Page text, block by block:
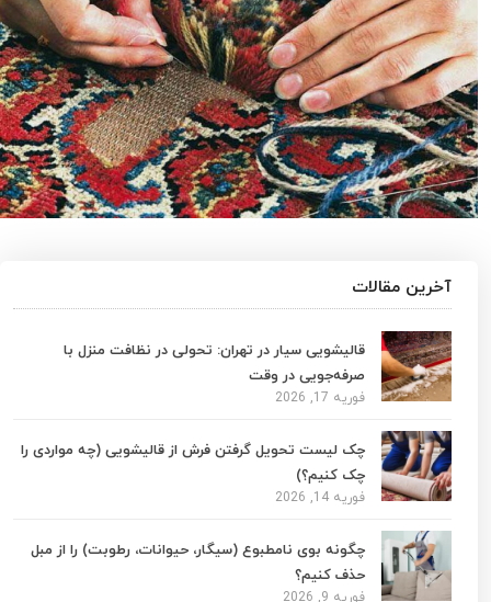
آخرین مقالات
قالیشویی سیار در تهران: تحولی در نظافت منزل با
صرفه‌جویی در وقت
فوریه 17, 2026
چک لیست تحویل گرفتن فرش از قالیشویی (چه مواردی را
چک کنیم؟)
فوریه 14, 2026
چگونه بوی نامطبوع (سیگار، حیوانات، رطوبت) را از مبل
حذف کنیم؟
فوریه 9, 2026